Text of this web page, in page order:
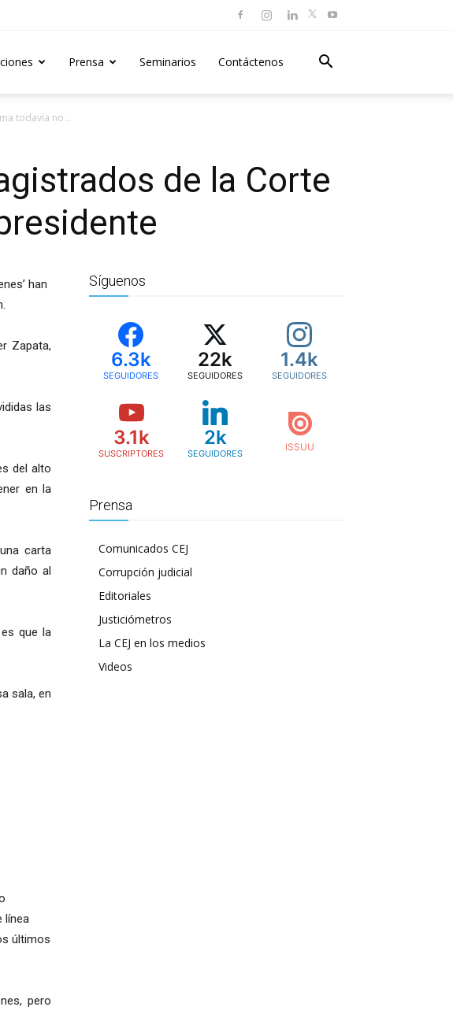
Prensa Seminarios Contáctenos
todavía no...
de la Corte
han
Zapata,
las
del alto
en la
carta
daño al
que la
sala, en
línea
últimos
pero
Síguenos
6.3k
SEGUIDORES
22k
SEGUIDORES
1.4k
SEGUIDORES
3.1k
SUSCRIPTORES
2k
SEGUIDORES
Prensa
Comunicados CEJ
Corrupción judicial
Editoriales
Justiciómetros
La CEJ en los medios
Videos